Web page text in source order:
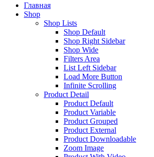
Главная
Shop
Shop Lists
Shop Default
Shop Right Sidebar
Shop Wide
Filters Area
List Left Sidebar
Load More Button
Infinite Scrolling
Product Detail
Product Default
Product Variable
Product Grouped
Product External
Product Downloadable
Zoom Image